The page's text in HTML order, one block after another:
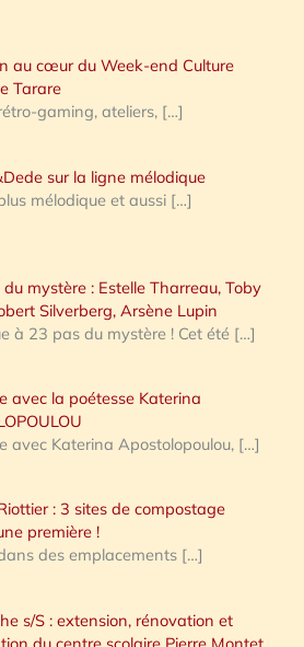
au cœur du Week-end Culture
Tarare
gaming, ateliers, […]
sur la ligne mélodique
mélodique et aussi […]
mystère : Estelle Tharreau, Toby
Silverberg, Arsène Lupin
à 23 pas du mystère ! Cet été […]
avec la poétesse Katerina
avec Katerina Apostolopoulou, […]
: 3 sites de compostage
première !
des emplacements […]
s/S : extension, rénovation et
du centre scolaire Pierre Montet,